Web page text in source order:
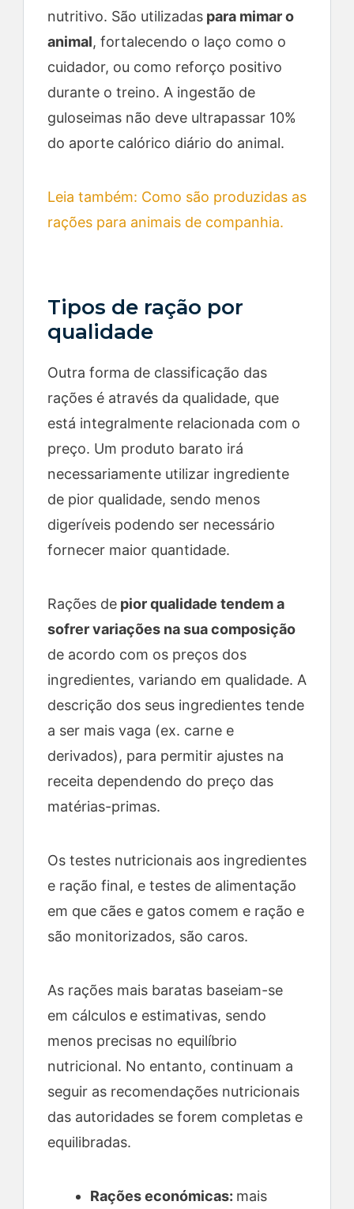
nutritivo. São utilizadas para mimar o
animal, fortalecendo o laço como o
cuidador, ou como reforço positivo
durante o treino. A ingestão de
guloseimas não deve ultrapassar 10%
do aporte calórico diário do animal.
Leia também: Como são produzidas as
rações para animais de companhia.
Tipos de ração por
qualidade
Outra forma de classificação das
rações é através da qualidade, que
está integralmente relacionada com o
preço. Um produto barato irá
necessariamente utilizar ingrediente
de pior qualidade, sendo menos
digeríveis podendo ser necessário
fornecer maior quantidade.
Rações de pior qualidade tendem a
sofrer variações na sua composição
de acordo com os preços dos
ingredientes, variando em qualidade. A
descrição dos seus ingredientes tende
a ser mais vaga (ex. carne e
derivados), para permitir ajustes na
receita dependendo do preço das
matérias-primas.
Os testes nutricionais aos ingredientes
e ração final, e testes de alimentação
em que cães e gatos comem e ração e
são monitorizados, são caros.
As rações mais baratas baseiam-se
em cálculos e estimativas, sendo
menos precisas no equilíbrio
nutricional. No entanto, continuam a
seguir as recomendações nutricionais
das autoridades se forem completas e
equilibradas.
Rações económicas: mais